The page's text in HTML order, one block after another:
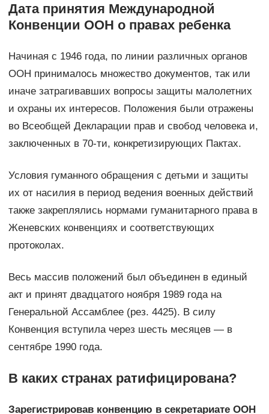
Дата принятия Международной
Конвенции ООН о правах ребенка
Начиная с 1946 года, по линии различных органов
ООН принималось множество документов, так или
иначе затрагивавших вопросы защиты малолетних
и охраны их интересов. Положения были отражены
во Всеобщей Декларации прав и свобод человека и,
заключенных в 70-ти, конкретизирующих Пактах.
Условия гуманного обращения с детьми и защиты
их от насилия в период ведения военных действий
также закреплялись нормами гуманитарного права в
Женевских конвенциях и соответствующих
протоколах.
Весь массив положений был объединен в единый
акт и принят двадцатого ноября 1989 года на
Генеральной Ассамблее (рез. 4425). В силу
Конвенция вступила через шесть месяцев — в
сентябре 1990 года.
В каких странах ратифицирована?
Зарегистрировав конвенцию в секретариате ООН